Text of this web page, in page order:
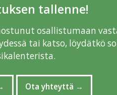
tallenne!
osallistumaan
tai katso, löydätkö
Ota yhteyttä